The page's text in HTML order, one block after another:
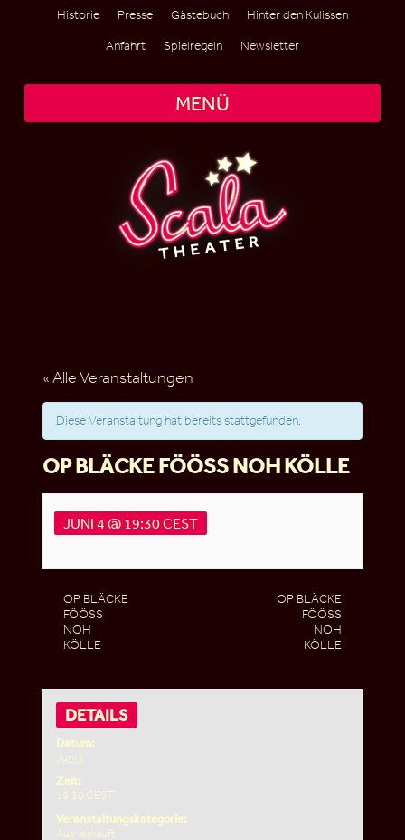
Historie Presse Gästebuch
Hinter den Kulissen
Anfahrt
Spielregeln Newsletter
MENÜ
« Alle Veranstaltungen
Diese Veranstaltung hat bereits stattgefunden.
OP BLÄCKE FÖÖSS NOH KÖLLE
JUNI 4 @ 19:30CEST
OP BLÄCKE
FÖÖSS
NOH
KÖLLE
OP BLÄCKE
FÖÖSS
NOH
KÖLLE
DETAILS
Datum:
Juni 4
Zeit:
19:30
CEST
Veranstaltungskategorie:
Ausverkauft